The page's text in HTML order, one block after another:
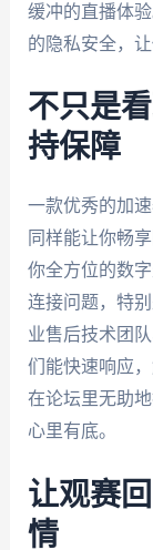
缓冲的直播体
的隐私安全，
不只是
持保障
一款优秀的加
同样能让你畅
你全方位的数
连接问题，特
业售后技术团
们能快速响应
在论坛里无助
心里有底。
让观赛
情